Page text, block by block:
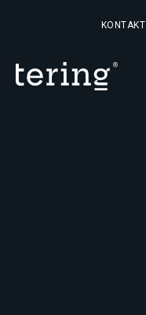
KONTAKT